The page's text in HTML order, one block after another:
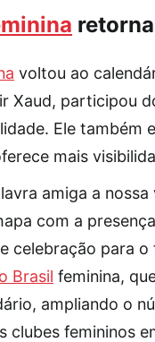
voltou ao
Xaud, participou
Ele também
mais
amiga a
com a
celebração para
Brasil feminina,
ampliando o
clubes femininos